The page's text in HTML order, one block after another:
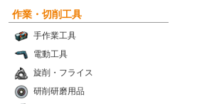
作業・切削工具
手作業工具
電動工具
旋削・フライス
研削研磨用品